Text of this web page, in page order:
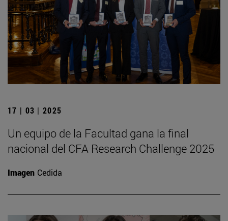
17 | 03 | 2025
Un equipo de la Facultad gana la final
nacional del CFA Research Challenge 2025
Imagen Cedida